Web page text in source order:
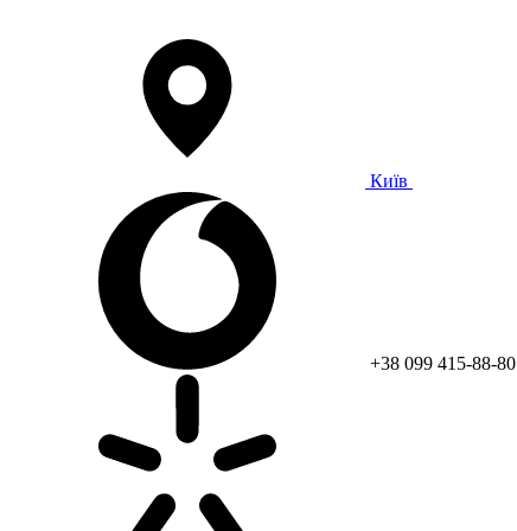
Київ
+38 099 415-88-80